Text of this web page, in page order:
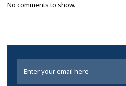
No comments to show.